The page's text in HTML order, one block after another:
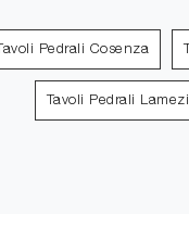
Tavoli Pedrali Cosenza
Tavoli Pedrali